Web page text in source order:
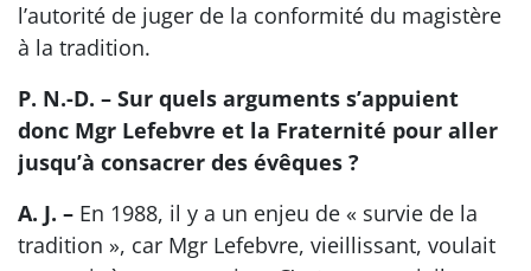
l’autorité de juger de la conformité du magistère
à la tradition.
P. N.-D. – Sur quels arguments s’appuient
donc Mgr Lefebvre et la Fraternité pour aller
jusqu’à consacrer des évêques ?
A. J. – En 1988, il y a un enjeu de « survie de la
tradition », car Mgr Lefebvre, vieillissant, voulait